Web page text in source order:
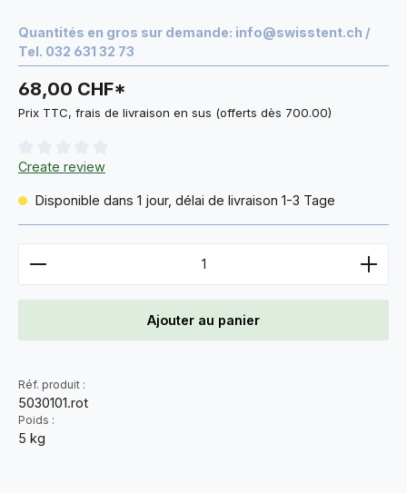
Quantités en gros sur demande: info@swisstent.ch /
Tel. 032 631 32 73
68,00 CHF*
Prix TTC, frais de livraison en sus (offerts dès 700.00)
Note moyenne de 0 sur 5 étoiles
Create review
Disponible dans 1 jour, délai de livraison 1-3 Tage
Quantité de produit : Entrez la quantité
Ajouter au panier
Réf. produit :
5030101.rot
Poids :
5 kg